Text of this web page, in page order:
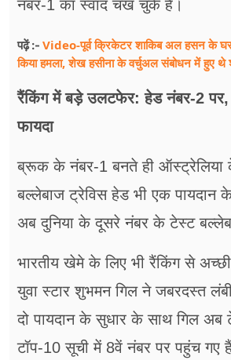
नंबर-1 का स्वाद चख चुके हैं।
पढ़ें :- Video-पूर्व क्रिकेटर शाकिब अल हसन के
किया हमला, शेख हसीना के वर्चुअल संबोधन में हुए थे
रैंकिंग में बड़े उलटफेर: हेड नंबर-2
फायदा
ब्रूक के नंबर-1 बनते ही
बल्लेबाज ट्रेविस हेड भी एक पायदान
अब दुनिया के दूसरे नंबर के टेस्ट
भारतीय खेमे के लिए भी रैंकिंग से
युवा स्टार शुभमन गिल ने जबरदस्त
दो पायदान के सुधार के साथ गिल अब
टॉप-10 सूची में 8वें नंबर पर पहुंच गए